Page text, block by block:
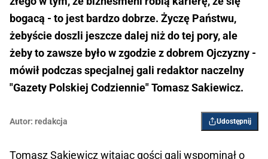
bogacą - to jest bardzo dobrze. Życzę Państwu,
żebyście doszli jeszcze dalej niż do tej pory, ale
żeby to zawsze było w zgodzie z dobrem Ojczyzny -
mówił podczas specjalnej gali redaktor naczelny
"Gazety Polskiej Codziennie" Tomasz Sakiewicz.
Autor: redakcja Udostępnij
Tomasz Sakiewicz witając gości gali wspominał o